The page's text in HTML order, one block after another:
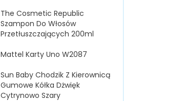
The Cosmetic Republic
Szampon Do Włosów
Przetłuszczających 200ml
Mattel Karty Uno W2087
Sun Baby Chodzik Z Kierownicą
Gumowe Kółka Dżwięk
Cytrynowo Szary